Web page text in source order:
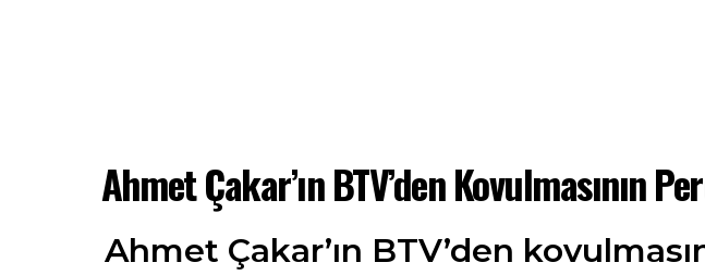
Ahmet Çakar’ın BTV’den Kovulmasının
Ahmet Çakar’ın BTV’den